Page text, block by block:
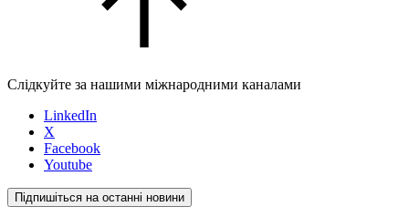
Слідкуйте за нашими міжнародними каналами
LinkedIn
X
Facebook
Youtube
Підпишіться на останні новини